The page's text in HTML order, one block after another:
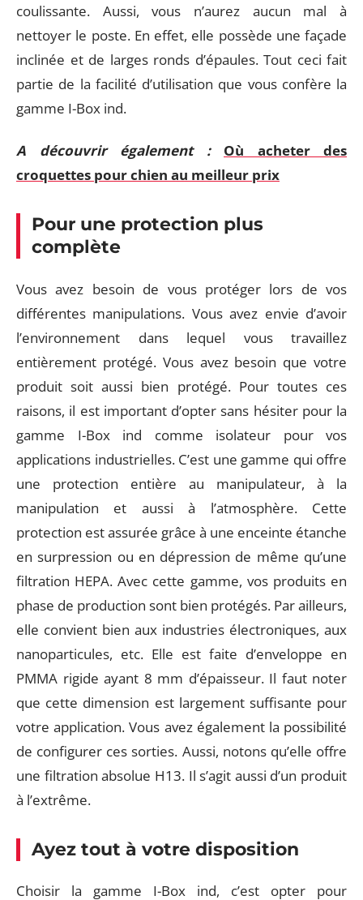
coulissante. Aussi, vous n’aurez aucun mal à
nettoyer le poste. En effet, elle possède une façade
inclinée et de larges ronds d’épaules. Tout ceci fait
partie de la facilité d’utilisation que vous confère la
gamme I-Box ind.
A découvrir également :
Où acheter des
croquettes pour chien au meilleur prix
Pour une protection plus
complète
Vous avez besoin de vous protéger lors de vos
différentes manipulations. Vous avez envie d’avoir
l’environnement dans lequel vous travaillez
entièrement protégé. Vous avez besoin que votre
produit soit aussi bien protégé. Pour toutes ces
raisons, il est important d’opter sans hésiter pour la
gamme I-Box ind comme isolateur pour vos
applications industrielles. C’est une gamme qui offre
une protection entière au manipulateur, à la
manipulation et aussi à l’atmosphère. Cette
protection est assurée grâce à une enceinte étanche
en surpression ou en dépression de même qu’une
filtration HEPA. Avec cette gamme, vos produits en
phase de production sont bien protégés. Par ailleurs,
elle convient bien aux industries électroniques, aux
nanoparticules, etc. Elle est faite d’enveloppe en
PMMA rigide ayant 8 mm d’épaisseur. Il faut noter
que cette dimension est largement suffisante pour
votre application. Vous avez également la possibilité
de configurer ces sorties. Aussi, notons qu’elle offre
une filtration absolue H13. Il s’agit aussi d’un produit
à l’extrême.
Ayez tout à votre disposition
Choisir la gamme I-Box ind, c’est opter pour